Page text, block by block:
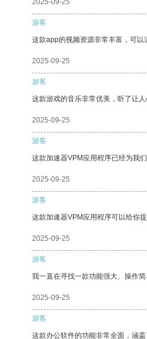
2025-09-25
游客
这款app的视频资源非常丰富，可以
2025-09-25
游客
这款游戏的音乐非常优美，听了让人
2025-09-25
游客
这款加速器VPM应用程序已经为我
2025-09-25
游客
这款加速器VPM应用程序可以给你
2025-09-25
游客
我一直在寻找一款功能强大、操作
2025-09-25
游客
这款办公软件的功能非常全面，涵